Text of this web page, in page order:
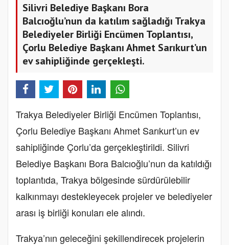
Silivri Belediye Başkanı Bora
Balcıoğlu’nun da katılım sağladığı Trakya
Belediyeler Birliği Encümen Toplantısı,
Çorlu Belediye Başkanı Ahmet Sarıkurt’un
ev sahipliğinde gerçekleşti.
Trakya Belediyeler Birliği Encümen Toplantısı,
Çorlu Belediye Başkanı Ahmet Sarıkurt’un ev
sahipliğinde Çorlu’da gerçekleştirildi. Silivri
Belediye Başkanı Bora Balcıoğlu’nun da katıldığı
toplantıda, Trakya bölgesinde sürdürülebilir
kalkınmayı destekleyecek projeler ve belediyeler
arası iş birliği konuları ele alındı.
Trakya’nın geleceğini şekillendirecek projelerin